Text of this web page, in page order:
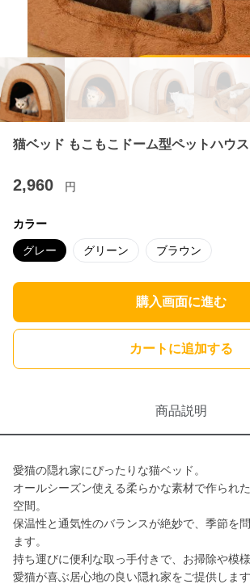
猫ベッド もこもこドーム型ペットハウス
2,960 円
カラー
グレー グリーン ブラウン
購入画面に進む
カートに追加する
商品説明
愛猫の隠れ家にぴったりな猫ベッド。
オールシーズン使える柔らかな素材で作られ
空間。
保温性と通気性のバランスが絶妙で、季節を
ます。
持ち運びに便利な取っ手付きで、お掃除や模
愛猫が喜ぶ居心地の良い隠れ家をご提供します